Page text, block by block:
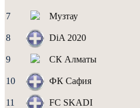
7 Музтау
8 DiA 2020
9 СК Алматы
10 ФК Сафия
11 FC SKADI